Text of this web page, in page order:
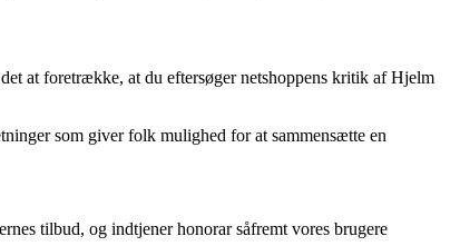
at foretrække, at du eftersøger netshoppens kritik af Hjelm
som giver folk mulighed for at sammensætte en
tilbud, og indtjener honorar såfremt vores brugere